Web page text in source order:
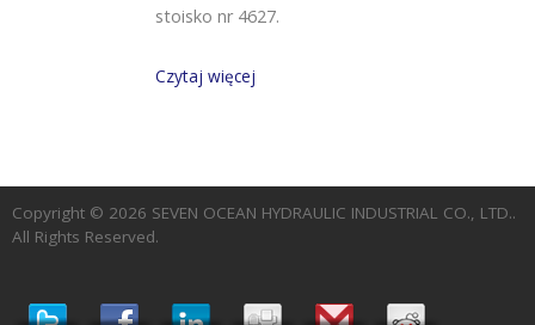
stoisko nr 4627.
Czytaj więcej
Copyright © 2026 SEVEN OCEAN HYDRAULIC INDUSTRIAL CO., LTD..
All Rights Reserved.